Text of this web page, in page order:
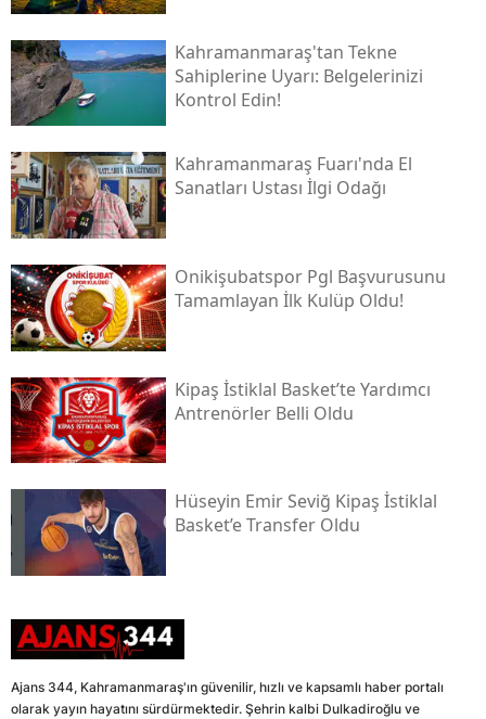
Kahramanmaraş'tan Tekne
Sahiplerine Uyarı: Belgelerinizi
Kontrol Edin!
Kahramanmaraş Fuarı'nda El
Sanatları Ustası İlgi Odağı
Onikişubatspor Pgl Başvurusunu
Tamamlayan İlk Kulüp Oldu!
Kipaş İstiklal Basket’te Yardımcı
Antrenörler Belli Oldu
Hüseyin Emir Seviğ Kipaş İstiklal
Basket’e Transfer Oldu
Ajans 344, Kahramanmaraş'ın güvenilir, hızlı ve kapsamlı haber portalı
olarak yayın hayatını sürdürmektedir. Şehrin kalbi Dulkadiroğlu ve